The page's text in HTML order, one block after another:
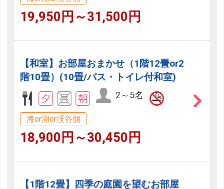
19,950円～31,500円
【和室】お部屋おまかせ（1階12畳or2
階10畳）(10畳/バス・トイレ付和室)
2～5名
海or湖or渓谷側
18,900円～30,450円
【1階12畳】四季の庭園を望むお部屋